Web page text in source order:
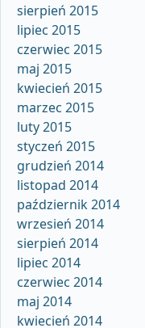
sierpień 2015
lipiec 2015
czerwiec 2015
maj 2015
kwiecień 2015
marzec 2015
luty 2015
styczeń 2015
grudzień 2014
listopad 2014
październik 2014
wrzesień 2014
sierpień 2014
lipiec 2014
czerwiec 2014
maj 2014
kwiecień 2014